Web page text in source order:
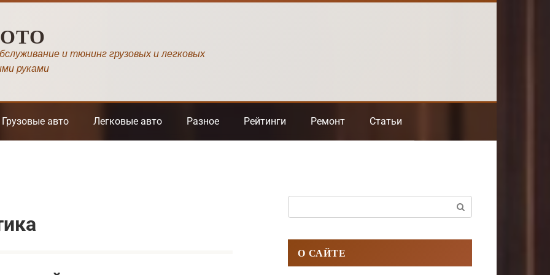
и тюнинг грузовых и легковых
руками
Грузовые авто Легковые авто Разное Рейтинги Ремонт Статьи
О САЙТЕ